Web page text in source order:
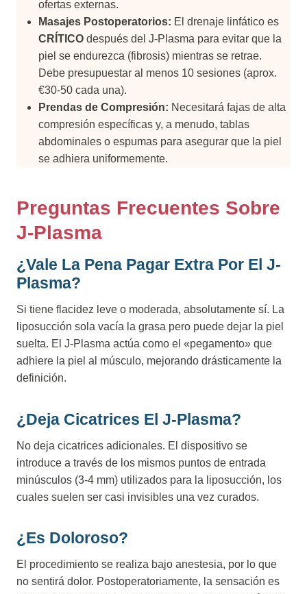
ofertas externas.
Masajes Postoperatorios: El drenaje linfático es
CRÍTICO después del J-Plasma para evitar que la
piel se endurezca (fibrosis) mientras se retrae.
Debe presupuestar al menos 10 sesiones (aprox.
€30-50 cada una).
Prendas de Compresión: Necesitará fajas de alta
compresión específicas y, a menudo, tablas
abdominales o espumas para asegurar que la piel
se adhiera uniformemente.
Preguntas Frecuentes Sobre
J-Plasma
¿Vale La Pena Pagar Extra Por El J-
Plasma?
Si tiene flacidez leve o moderada, absolutamente sí. La
liposucción sola vacía la grasa pero puede dejar la piel
suelta. El J-Plasma actúa como el «pegamento» que
adhiere la piel al músculo, mejorando drásticamente la
definición.
¿Deja Cicatrices El J-Plasma?
No deja cicatrices adicionales. El dispositivo se
introduce a través de los mismos puntos de entrada
minúsculos (3-4 mm) utilizados para la liposucción, los
cuales suelen ser casi invisibles una vez curados.
¿Es Doloroso?
El procedimiento se realiza bajo anestesia, por lo que
no sentirá dolor. Postoperatoriamente, la sensación es